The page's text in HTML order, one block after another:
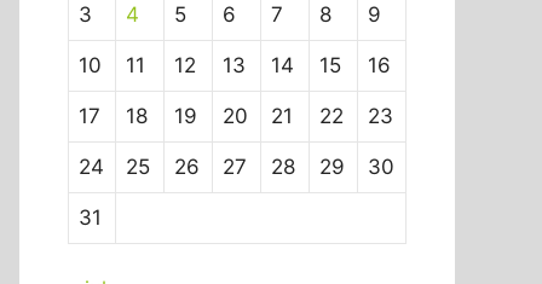
3 4 5 6 7 8 9
10 11 12 13 14 15 16
17 18 19 20 21 22 23
24 25 26 27 28 29 30
31